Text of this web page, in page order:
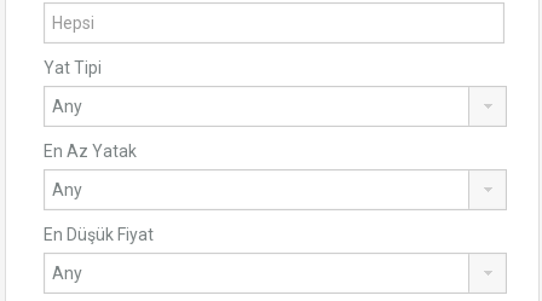
Yat Tipi
En Az Yatak
En Düşük Fiyat